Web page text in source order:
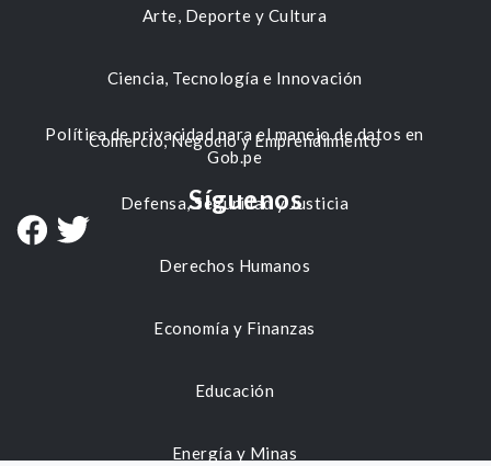
Arte, Deporte y Cultura
Ciencia, Tecnología e Innovación
Comercio, Negocio y Emprendimiento
Defensa, Seguridad y Justicia
Derechos Humanos
Economía y Finanzas
Educación
Energía y Minas
Política de privacidad para el manejo de datos en
Gob.pe
Síguenos